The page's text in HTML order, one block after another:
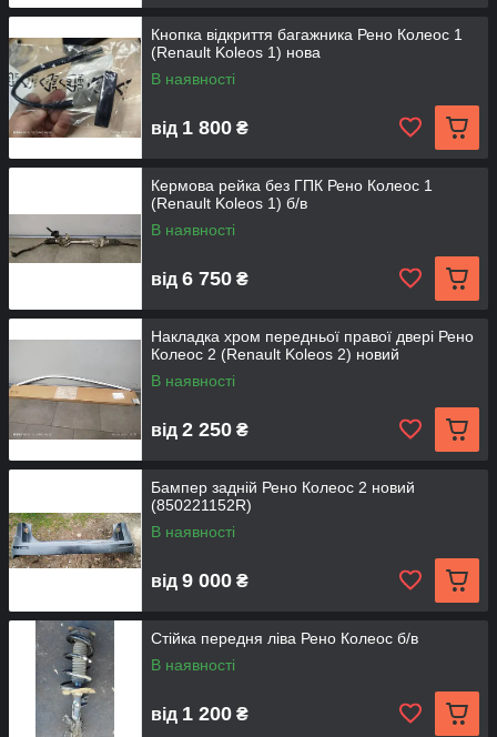
Кнопка відкриття багажника Рено Колеос 1
(Renault Koleos 1) нова
В наявності
від 1 800 ₴
Кермова рейка без ГПК Рено Колеос 1
(Renault Koleos 1) б/в
В наявності
від 6 750 ₴
Накладка хром передньої правої двері Рено
Колеос 2 (Renault Koleos 2) новий
В наявності
від 2 250 ₴
Бампер задній Рено Колеос 2 новий
(850221152R)
В наявності
від 9 000 ₴
Стійка передня ліва Рено Колеос б/в
В наявності
від 1 200 ₴